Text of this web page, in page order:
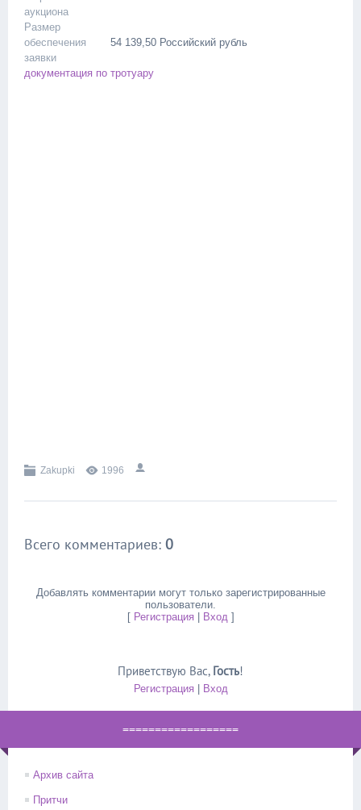
аукциона
Размер
обеспечения
заявки
54 139,50 Российский рубль
документация по тротуару
Zakupki 1996
Всего комментариев: 0
Добавлять комментарии могут только зарегистрированные
пользователи.
[ Регистрация| Вход]
Приветствую Вас, Гость!
Регистрация| Вход
==================
Архив сайта
Притчи